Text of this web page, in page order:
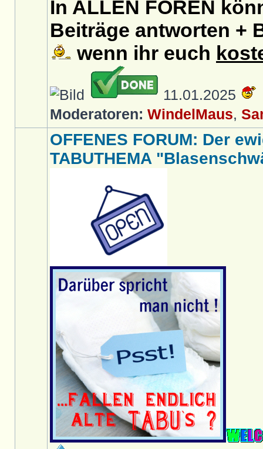
In ALLEN FOREN
Beiträge antworten +
wenn ihr euch
11.01.2025
Moderatoren: WindelMaus,
OFFENES FORUM: Der
TABUTHEMA